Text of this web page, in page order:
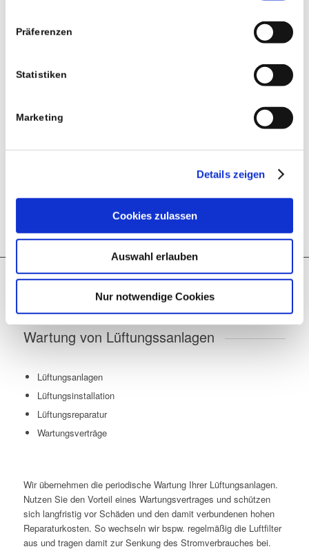
Präferenzen
Statistiken
Marketing
Details zeigen
Cookies zulassen
Auswahl erlauben
Nur notwendige Cookies
FKL Heizung Sanitär Lüftung Klima
12555 Berlin – Köpenick
Telefon: 030-64905882
Wartung von Lüftungssanlagen
Lüftungsanlagen
Lüftungsinstallation
Lüftungsreparatur
Wartungsverträge
Wir übernehmen die periodische Wartung Ihrer Lüftungsanlagen.
Nutzen Sie den Vorteil eines Wartungsvertrages und schützen
sich langfristig vor Schäden und den damit verbundenen hohen
Reparaturkosten. So wechseln wir bspw. regelmäßig die Luftfilter
aus und tragen damit zur Senkung des Stromverbrauches bei.